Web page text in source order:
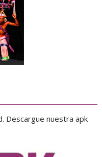
Descargue nuestra apk